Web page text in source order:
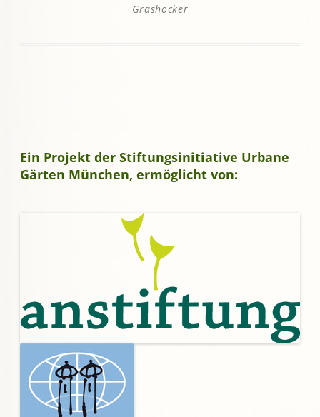
Grashocker
Ein Projekt der Stiftungsinitiative Urbane
Gärten München, ermöglicht von: